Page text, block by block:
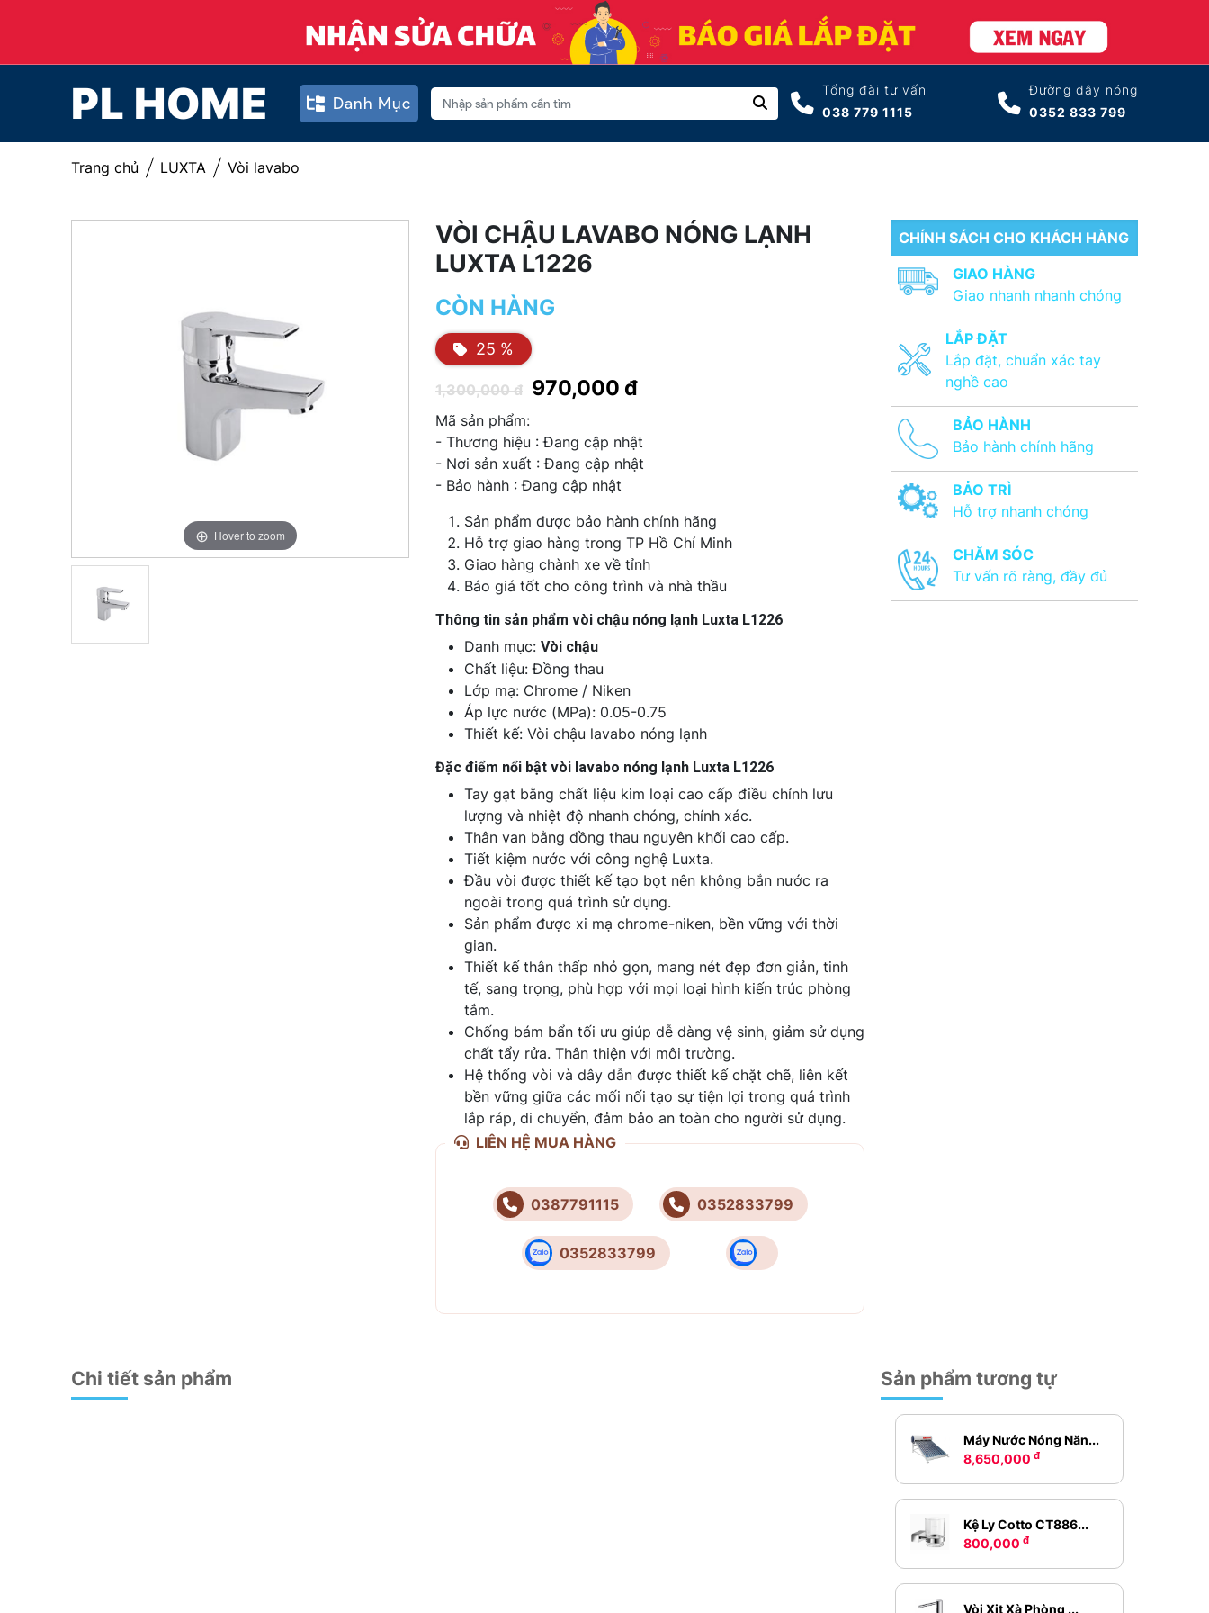
PL HOME Danh Mục
Tổng đài tư vấn
038 779 1115
Đường dây nóng
0352 833 799
Trang chủ LUXTA Vòi lavabo
Hover to zoom
VÒI CHẬU LAVABO NÓNG LẠNH
LUXTA L1226
CÒN HÀNG
25 %
1,300,000 đ 970,000 đ
Mã sản phẩm:
- Thương hiệu : Đang cập nhật
- Nơi sản xuất : Đang cập nhật
- Bảo hành : Đang cập nhật
Sản phẩm được bảo hành chính hãng
Hỗ trợ giao hàng trong TP Hồ Chí Minh
Giao hàng chành xe về tỉnh
Báo giá tốt cho công trình và nhà thầu
Thông tin sản phẩm vòi chậu nóng lạnh Luxta L1226
Danh mục: Vòi chậu
Chất liệu: Đồng thau
Lớp mạ: Chrome / Niken
Áp lực nước (MPa): 0.05-0.75
Thiết kế: Vòi chậu lavabo nóng lạnh
Đặc điểm nổi bật vòi lavabo nóng lạnh Luxta L1226
Tay gạt bằng chất liệu kim loại cao cấp điều chỉnh lưu
lượng và nhiệt độ nhanh chóng, chính xác.
Thân van bằng đồng thau nguyên khối cao cấp.
Tiết kiệm nước với công nghệ Luxta.
Đầu vòi được thiết kế tạo bọt nên không bắn nước ra
ngoài trong quá trình sử dụng.
Sản phẩm được xi mạ chrome-niken, bền vững với thời
gian.
Thiết kế thân thấp nhỏ gọn, mang nét đẹp đơn giản, tinh
tế, sang trọng, phù hợp với mọi loại hình kiến trúc phòng
tắm.
Chống bám bẩn tối ưu giúp dễ dàng vệ sinh, giảm sử dụng
chất tẩy rửa. Thân thiện với môi trường.
Hệ thống vòi và dây dẫn được thiết kế chặt chẽ, liên kết
bền vững giữa các mối nối tạo sự tiện lợi trong quá trình
lắp ráp, di chuyển, đảm bảo an toàn cho người sử dụng.
LIÊN HỆ MUA HÀNG
0387791115 0352833799
0352833799
CHÍNH SÁCH CHO KHÁCH HÀNG
GIAO HÀNG
Giao nhanh nhanh chóng
LẮP ĐẶT
Lắp đặt, chuẩn xác tay
nghề cao
BẢO HÀNH
Bảo hành chính hãng
BẢO TRÌ
Hỗ trợ nhanh chóng
CHĂM SÓC
Tư vấn rõ ràng, đầy đủ
Chi tiết sản phẩm Sản phẩm tương tự
Máy Nước Nóng Năn...
8,650,000 đ
Kệ Ly Cotto CT886...
800,000 đ
Vòi Xịt Xà Phòng ...